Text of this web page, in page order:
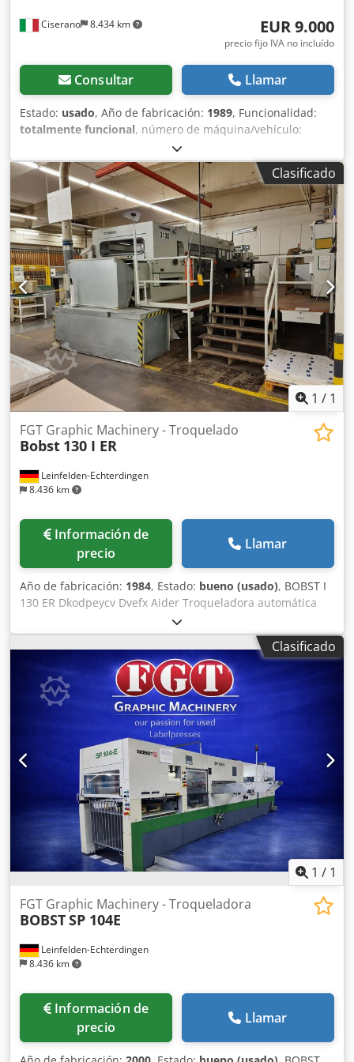
Ciserano 8.434 km EUR 9.000
precio fijo IVA no incluído
Consultar Llamar
Estado: usado, Año de fabricación: 1989, Funcionalidad:
totalmente funcional, número de máquina/vehículo:
, tipo de corriente de entrada:
HANDYPACK original de Bobst, en buenas condiciones,
usado y revisado, con descarga a la derecha, modificable
también para la izquierda. Disponibilidad inmediata.
Dsdpfx Aiszk Up Eedskr
Clasificado
1 / 1
Leinfelden-Echterdingen
8.436 km
FGT Graphic Machinery - Troquelado
Bobst 130 I ER
Información de
precio
Llamar
Año de fabricación: 1984, Estado: bueno (usado), BOBST I
130 ER Dkodpeycv Dvefx Aider Troqueladora automática
Año de fabricación: 1984 2. Formatos de hoja Formato
máximo de hoja: 920 x 1.300 mm Formato mínimo de hoja:
450 x 580 mm Formato de trabajo: – Máx. 890 x 1.270 mm
(bastidor abierto) – Máx. 900 x 1.300 mm (bastidor cerrado)
3. Especificaciones del material Grosor máximo del cartón:
1,5 mm (cartulina) Gramaje mínimo: 90 g/m² Margen de
pinza: 10 mm 4. Dimensiones del bastidor – Bastidor de
915 x 1.300 mm sin barra – Bastidor de 840 x 1.300 mm
con barra 5. Alturas de pila (funcionamiento continuo)
Altura máxima de la pila en alimentador: 1.500 mm con
palet Altura máxima de la pila en entrega: 1.400 mm con
palet Tamaño máximo del palet: 900 x 1.300 mm 6.
Equipamiento y características – Adecuada para el
procesamiento de cartón y papel – No apta para cartón
ondulado – Posibilidad de despaletizado con bastidor y
rejilla de separación – Sistema EMS de escuadra lateral
Clasificado
1 / 1
Leinfelden-Echterdingen
8.436 km
FGT Graphic Machinery - Troqueladora
BOBSTSP 104E
Información de
precio
Llamar